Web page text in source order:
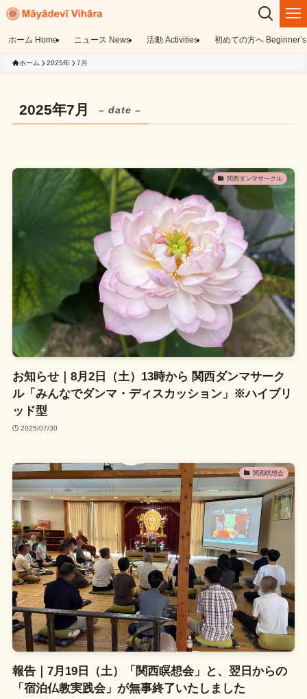
ホーム Home ニュース News 活動 Activities 初めての方へ
ホーム 2025年 7月
2025年7月 – date –
関西ダンマサークル
お知らせ｜8月2日（土）13時から 関西ダンマサーク
ル「みんなでダンマ・ディスカッション」※ハイブリ
ッド型
2025/07/30
関西瞑想会
報告｜7月19日（土）「関西瞑想会」と、翌日からの
「宿泊仏教実践会」が無事終了いたしました